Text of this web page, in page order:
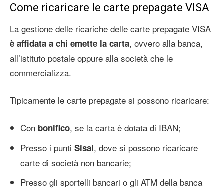
Come ricaricare le carte prepagate VISA
La gestione delle ricariche delle carte prepagate VISA
è affidata a chi emette la carta, ovvero alla banca,
all’istituto postale oppure alla società che le
commercializza.
Tipicamente le carte prepagate si possono ricaricare:
Con bonifico, se la carta è dotata di IBAN;
Presso i punti Sisal, dove si possono ricaricare
carte di società non bancarie;
Presso gli sportelli bancari o gli ATM della banca